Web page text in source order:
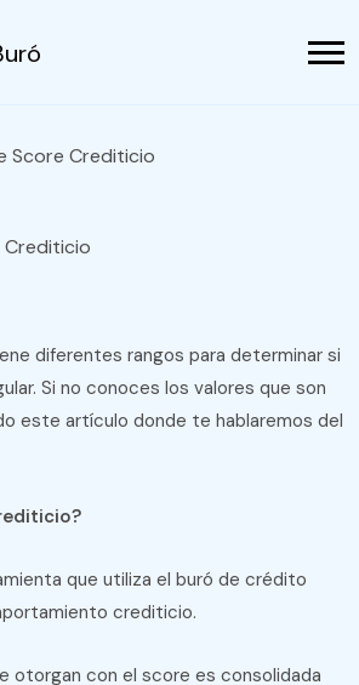
Score Crediticio
diferentes rangos para determinar si
Si no conoces los valores que son
este artículo donde te hablaremos del
que utiliza el buró de crédito
crediticio.
otorgan con el score es consolidada